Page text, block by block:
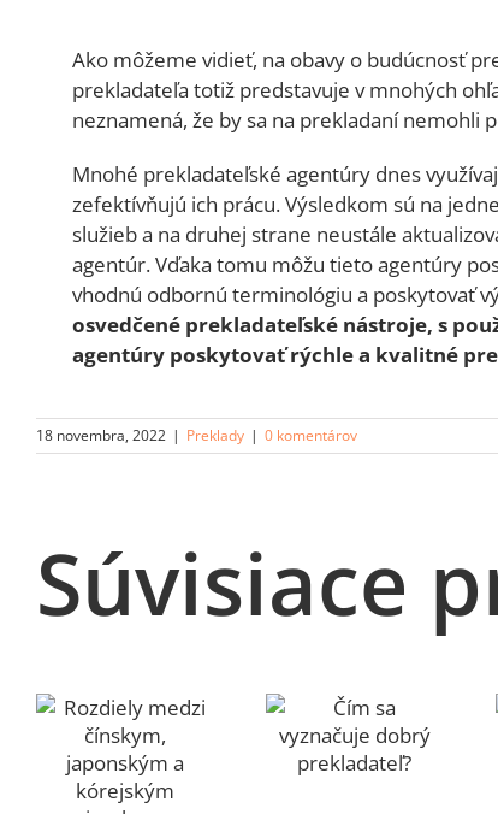
Ako môžeme vidieť, na obavy o budúcnosť
prekladateľa totiž predstavuje v mnohých
neznamená, že by sa na prekladaní nemohli
Mnohé prekladateľské agentúry dnes
zefektívňujú ich prácu. Výsledkom sú na
služieb a na druhej strane neustále
agentúr. Vďaka tomu môžu tieto agentúry
vhodnú odbornú terminológiu a poskytovať
osvedčené prekladateľské nástroje, s
agentúry poskytovať rýchle a kvalitné
18 novembra, 2022 | Preklady | 0 komentárov
Súvisiace